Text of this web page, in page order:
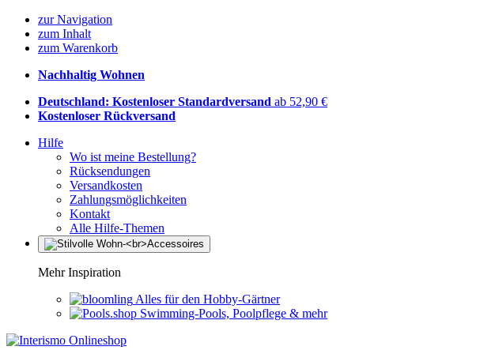
zur Navigation
zum Inhalt
zum Warenkorb
Nachhaltig Wohnen
Deutschland: Kostenloser Standardversand ab 52,90 €
Kostenloser Rückversand
Hilfe
Wo ist meine Bestellung?
Rücksendungen
Versandkosten
Zahlungsmöglichkeiten
Kontakt
Alle Hilfe-Themen
Mehr Inspiration
Alles für den Hobby-Gärtner
Swimming-Pools, Poolpflege & mehr